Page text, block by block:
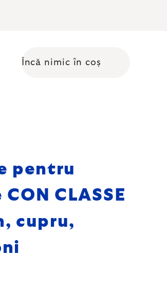
Coş de cumpărături
Încă nimic în coș
pentru
CLASSE
cupru,